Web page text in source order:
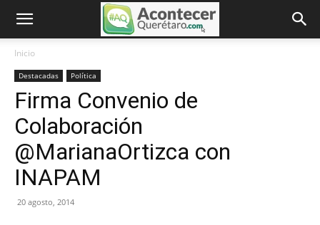
Inicio
Destacadas Política
Firma Convenio de
Colaboración
@MarianaOrtizca con
INAPAM
20 agosto, 2014